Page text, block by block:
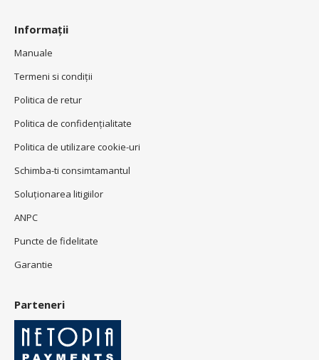
Informații
Manuale
Termeni si condiţii
Politica de retur
Politica de confidenţialitate
Politica de utilizare cookie-uri
Schimba-ti consimtamantul
Soluționarea litigiilor
ANPC
Puncte de fidelitate
Garantie
Parteneri